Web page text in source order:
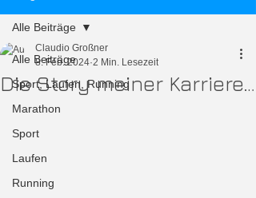
Alle Beiträge
Sport, Laufen, Running
Marathon
Sport
Laufen
Running
Alle Beiträge
Die Story meiner Karriere…
Claudio Großner
8. Feb. 2024 2 Min. Lesezeit